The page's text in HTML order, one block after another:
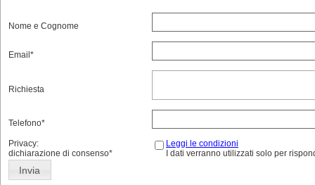
Nome e Cognome
Email*
Richiesta
Telefono*
Privacy:
dichiarazione di consenso*
Leggi le condizioni
I dati verranno utilizzati solo per